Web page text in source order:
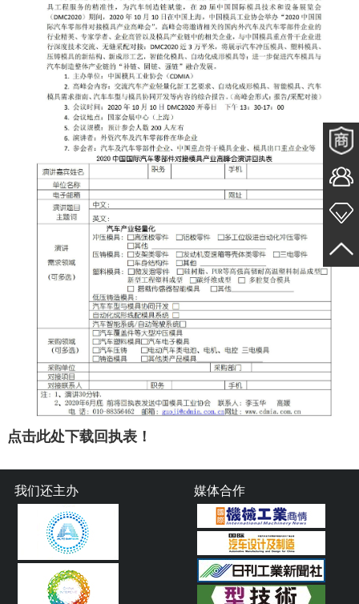
点击此处下载回执表！
媒体合作
我们还主办